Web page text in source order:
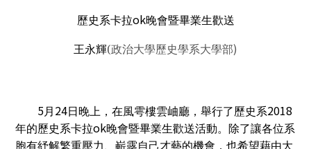
歷史系卡拉ok晚會暨畢業生歡送
王永輝(政治大學歷史學系大學部)
5月24日晚上，在風雩樓雲岫廳，舉行了歷史系2018
年的歷史系卡拉ok晚會暨畢業生歡送活動。除了讓各位系
胞有紓解繁重壓力、嶄露自己才藝的機會，也希望藉由大